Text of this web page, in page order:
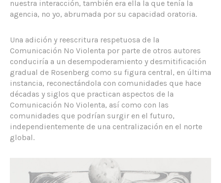
nuestra interacción, también era ella la que tenía la
agencia, no yo, abrumada por su capacidad oratoria.
Una adición y reescritura respetuosa de la
Comunicación No Violenta por parte de otros autores
conduciría a un desempoderamiento y desmitificación
gradual de Rosenberg como su figura central, en última
instancia, reconectándola con comunidades que hace
décadas y siglos que practican aspectos de la
Comunicación No Violenta, así como con las
comunidades que podrían surgir en el futuro,
independientemente de una centralización en el norte
global.